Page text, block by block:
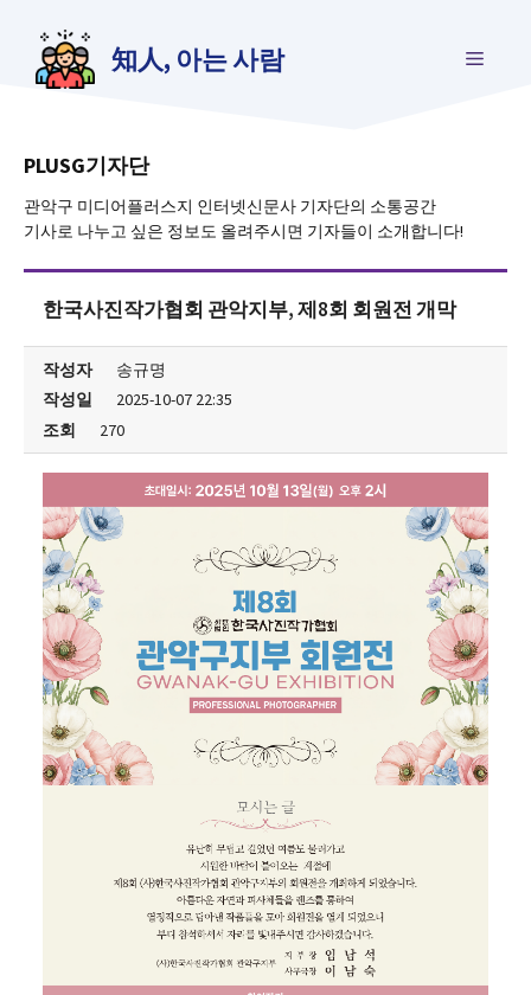
知人, 아는 사람 메
PLUSG기자단
관악구 미디어플러스지 인터넷신문사 기자단의 소통공간
기사로 나누고 싶은 정보도 올려주시면 기자들이 소개합니다!
한국사진작가협회 관악지부, 제8회 회원전 개막
작성자
송규명
작성일
2025-10-07 22:35
조회
270